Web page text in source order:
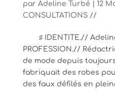
par Adeline Turbé | 12
CONSULTATIONS //
♯ IDENTITE.//
PROFESSION.//
de mode depuis
fabriquait des robes
des faux défilés en